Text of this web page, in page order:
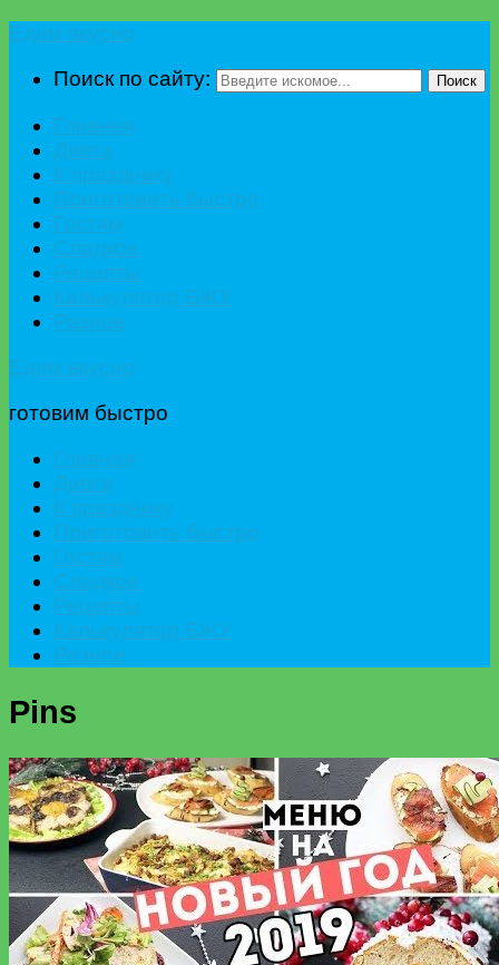
Поиск по сайту:
Поиск
готовим быстро
Pins